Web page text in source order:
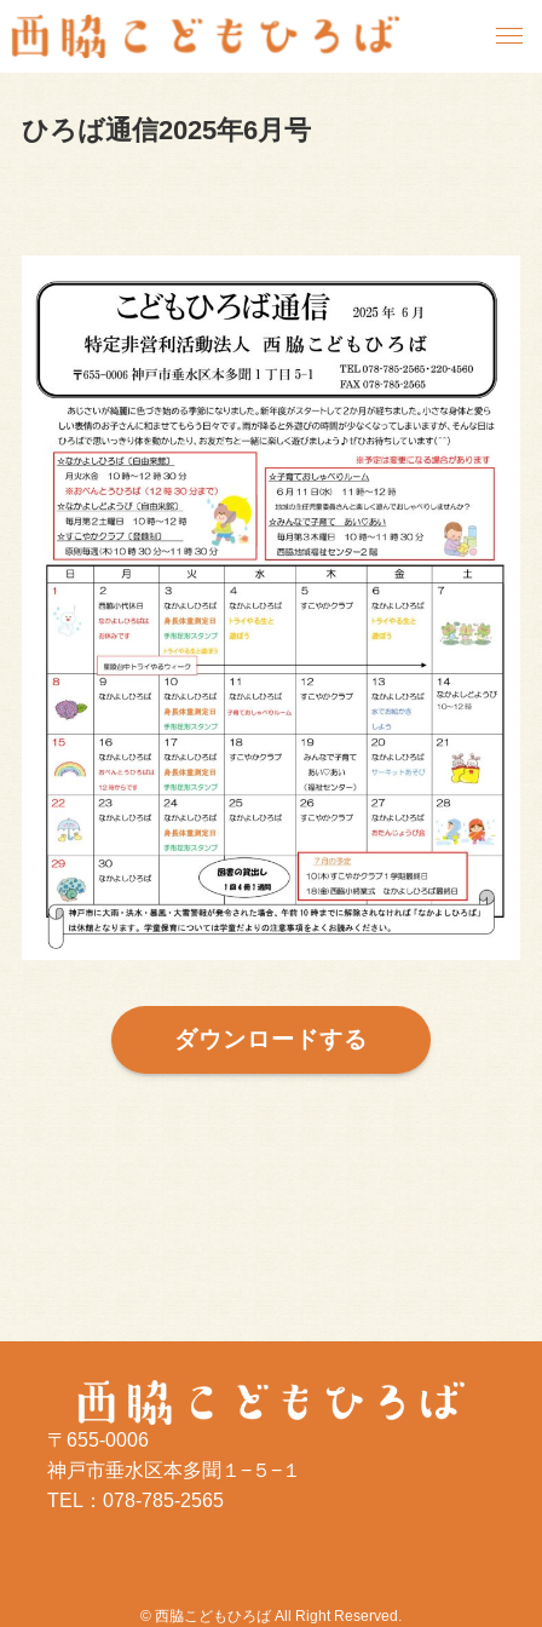
ひろば通信2025年6月号
ダウンロードする
〒655-0006
神戸市垂水区本多聞１−５−１
TEL：078-785-2565
© 西脇こどもひろば All Right Reserved.